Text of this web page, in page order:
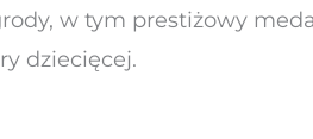
w tym prestiżowy
dziecięcej.